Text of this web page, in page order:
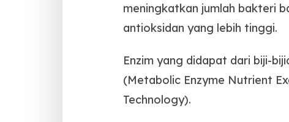
meningkatkan jumlah bakteri
antioksidan yang lebih tinggi.
Enzim yang didapat dari biji-
(Metabolic Enzyme Nutrient
Technology).